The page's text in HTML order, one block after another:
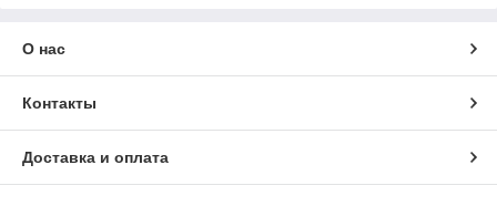
О нас
Контакты
Доставка и оплата